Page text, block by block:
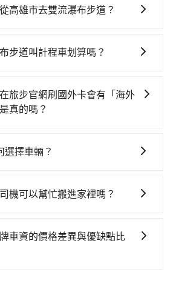
直到22:10，左營-板橋一天最多有
步行進站、現場購票並於月台排隊
站前排班的計程車，搭上小黃後約
後，抵達雙流瀑布步道 (新北市烏
並到府專車接送，則每人平均花費
間的人來說，預約tripool還是比較
高雄市去雙流瀑布步道？
雄市鼓山區有約5間租車車行，比方
如Hyundai Starex或Volkswagen
油錢（每公里約3元）、eTag（每
加收100~2,000元不等的費用。由
或九人座$7,700。當然這金額
的親友的遊玩興緻。再者，租車地
公室/起點還有段路，且須配合車行
步道叫計程車划算嗎？
Taxi、Yoxi等，如果在路邊攔不
話至附近的計程車隊，如高雄皇冠
，無論在價格或服務品質上，
旅步官網刷國外卡會有「海外
真的嗎？
，請放心使用！
選擇車輛？
實屬違法。在現行法律下，營業小
車。非法改裝的車輛，不僅與車輛
駕照都會不符。在路上被警察盤查
機可以幫忙搬進家裡嗎？
服務，請見諒。」
車資的價格差異與優缺點比